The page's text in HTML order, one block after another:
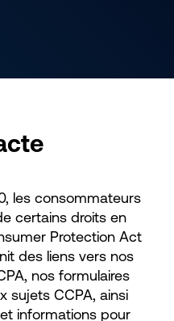
les consommateurs
certains droits en
Protection Act
des liens vers nos
nos formulaires
sujets CCPA, ainsi
informations pour